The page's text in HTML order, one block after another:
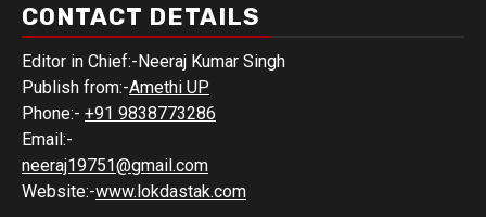
CONTACT DETAILS
Editor in Chief:-Neeraj Kumar Singh
Publish from:-Amethi UP
Phone:- +91 9838773286
Email:-
neeraj19751@gmail.com
Website:-www.lokdastak.com